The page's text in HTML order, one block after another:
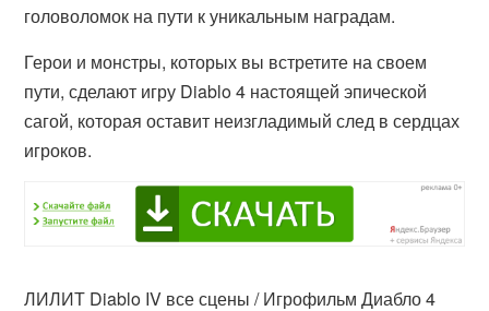
головоломок на пути к уникальным наградам.
Герои и монстры, которых вы встретите на своем
пути, сделают игру Diablo 4 настоящей эпической
сагой, которая оставит неизгладимый след в сердцах
игроков.
ЛИЛИТ Diablo IV все сцены / Игрофильм Диабло 4